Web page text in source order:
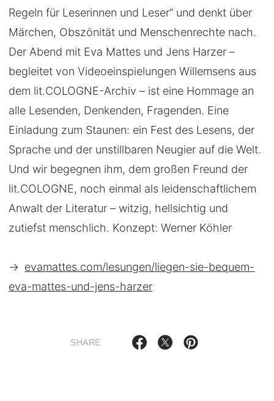
Regeln für Leserinnen und Leser“ und denkt über
Märchen, Obszönität und Menschenrechte nach.
Der Abend mit Eva Mattes und Jens Harzer –
begleitet von Videoeinspielungen Willemsens aus
dem lit.COLOGNE-Archiv – ist eine Hommage an
alle Lesenden, Denkenden, Fragenden. Eine
Einladung zum Staunen: ein Fest des Lesens, der
Sprache und der unstillbaren Neugier auf die Welt.
Und wir begegnen ihm, dem großen Freund der
lit.COLOGNE, noch einmal als leidenschaftlichem
Anwalt der Literatur – witzig, hellsichtig und
zutiefst menschlich. Konzept: Werner Köhler
→ evamattes.com/lesungen/liegen-sie-bequem-
eva-mattes-und-jens-harzer
SHARE